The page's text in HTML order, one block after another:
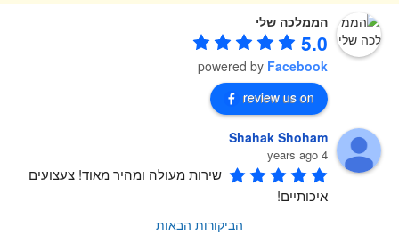
הממלכה שלי
5.0
powered byFacebook
review us on
Shahak Shoham
4 years ago
שירות מעולה ומהיר מאוד! צעצועים
איכותיים!
הביקורות הבאות